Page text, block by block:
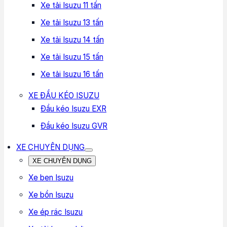
Xe tải Isuzu 11 tấn
Xe tải Isuzu 13 tấn
Xe tải Isuzu 14 tấn
Xe tải Isuzu 15 tấn
Xe tải Isuzu 16 tấn
XE ĐẦU KÉO ISUZU
Đầu kéo Isuzu EXR
Đầu kéo Isuzu GVR
XE CHUYÊN DỤNG
XE CHUYÊN DỤNG
Xe ben Isuzu
Xe bồn Isuzu
Xe ép rác Isuzu